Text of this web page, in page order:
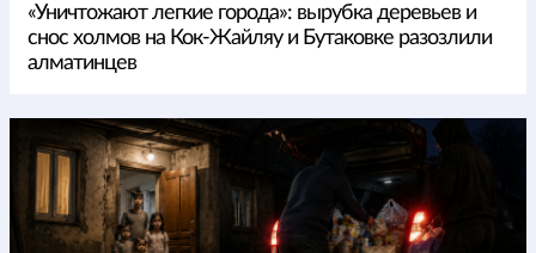
«Уничтожают легкие города»: вырубка деревьев и
снос холмов на Кок-Жайляу и Бутаковке разозлили
алматинцев